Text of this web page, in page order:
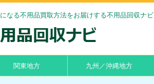
なる不用品買取方法をお届けする不用品回収ナビ
関東地方 九州／沖縄地方